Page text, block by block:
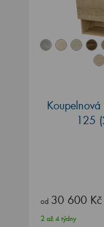
125
od 30 600 Kč
2 až 4 týdny